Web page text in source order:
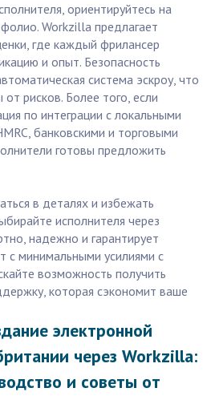
ориентируйтесь на
Workzilla предлагает
где каждый фрилансер
и опыт. Безопасность
система эскроу, что
рисков. Более того, если
по интеграции с локальными
банковскими и торговыми
готовы предложить
в деталях и избежать
исполнителя через
надежно и гарантирует
с минимальными усилиями с
возможность получить
которая сэкономит ваше
электронной
через Workzilla:
и советы от